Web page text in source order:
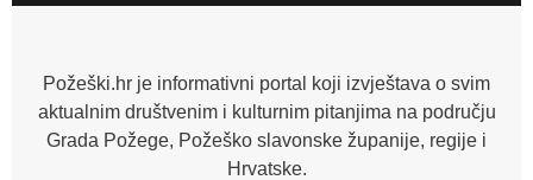
o
f
Požeški.hr je informativni portal koji izvještava o svim
aktualnim društvenim i kulturnim pitanjima na području
Grada Požege, Požeško slavonske županije, regije i
Hrvatske.